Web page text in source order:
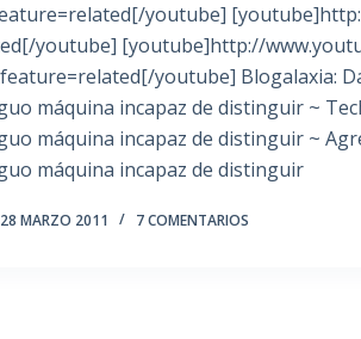
youtube]
youtube] [youtube]http://
youtube] Blogalaxia:
máquina incapaz de distinguir ~
máquina incapaz de distinguir ~
máquina incapaz de distinguir
28 MARZO 2011 7 COMENTARIOS